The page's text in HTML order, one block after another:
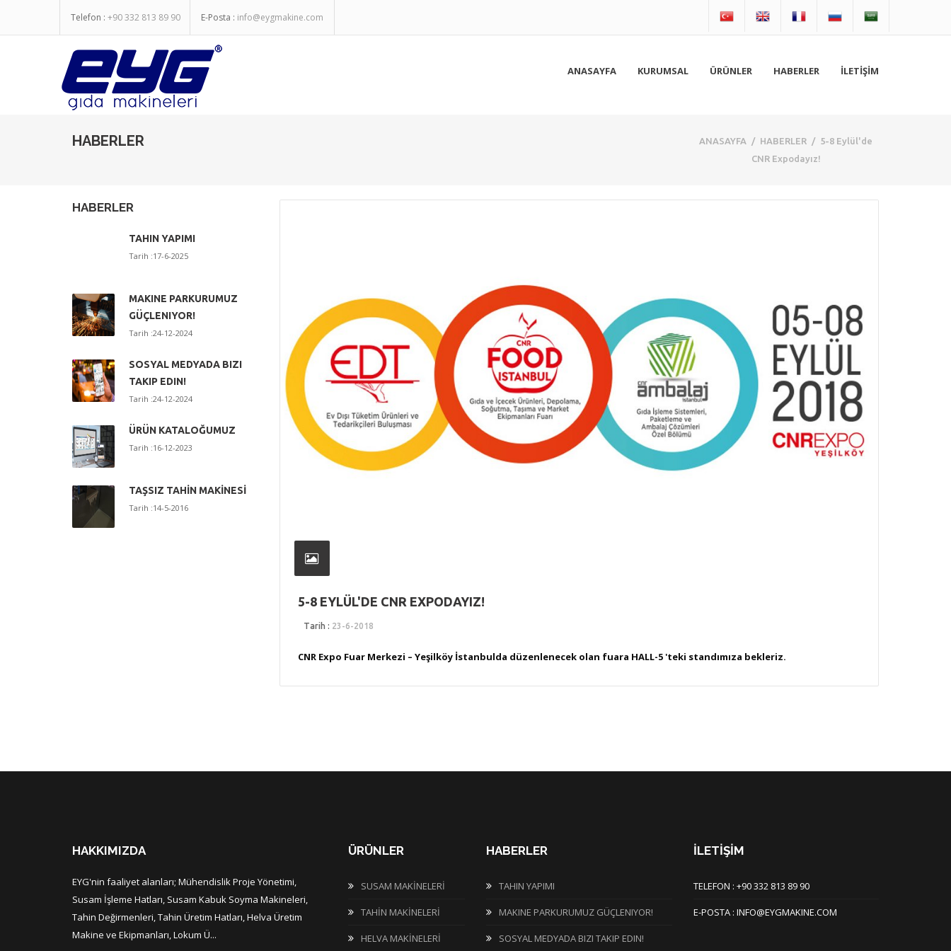
Telefon : +90 332 813 89 90 E-Posta : info@eygmakine.com
ANASAYFA KURUMSAL ÜRÜNLER HABERLER İLETİŞİM
HABERLER ANASAYFA / HABERLER / 5-8 Eylül'de
CNR Expodayız!
HABERLER
TAHIN YAPIMI
Tarih :17-6-2025
MAKINE PARKURUMUZ
GÜÇLENIYOR!
Tarih :24-12-2024
SOSYAL MEDYADA BIZI
TAKIP EDIN!
Tarih :24-12-2024
ÜRÜN KATALOĞUMUZ
Tarih :16-12-2023
TAŞSIZ TAHİN MAKİNESİ
Tarih :14-5-2016
5-8 EYLÜL'DE CNR EXPODAYIZ!
Tarih : 23-6-2018
CNR Expo Fuar Merkezi – Yeşilköy İstanbulda düzenlenecek olan fuara HALL-5 'teki standımıza bekleriz.
HAKKIMIZDA
EYG'nin faaliyet alanları; Mühendislik Proje Yönetimi,
Susam İşleme Hatları, Susam Kabuk Soyma Makineleri,
Tahin Değirmenleri, Tahin Üretim Hatları, Helva Üretim
Makine ve Ekipmanları, Lokum Ü...
ÜRÜNLER
SUSAM MAKİNELERİ
TAHİN MAKİNELERİ
HELVA MAKİNELERİ
HABERLER
TAHIN YAPIMI
MAKINE PARKURUMUZ GÜÇLENIYOR!
SOSYAL MEDYADA BIZI TAKIP EDIN!
İLETİŞİM
TELEFON : +90 332 813 89 90
E-POSTA : INFO@EYGMAKINE.COM